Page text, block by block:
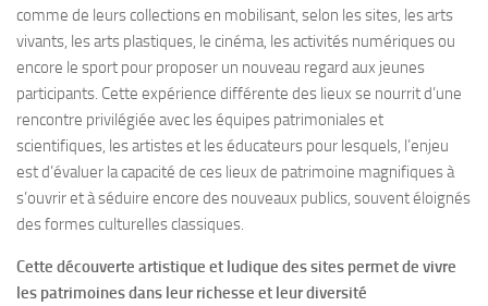
comme de leurs collections en mobilisant, selon les sites, les arts
vivants, les arts plastiques, le cinéma, les activités numériques ou
encore le sport pour proposer un nouveau regard aux jeunes
participants. Cette expérience différente des lieux se nourrit d’une
rencontre privilégiée avec les équipes patrimoniales et
scientifiques, les artistes et les éducateurs pour lesquels, l’enjeu
est d’évaluer la capacité de ces lieux de patrimoine magnifiques à
s’ouvrir et à séduire encore des nouveaux publics, souvent éloignés
des formes culturelles classiques.
Cette découverte artistique et ludique des sites permet de vivre
les patrimoines dans leur richesse et leur diversité